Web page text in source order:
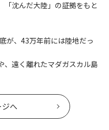
「沈んだ大陸」の証拠をもと
が、43万年前には陸地だっ
、遠く離れたマダガスカル島
へ